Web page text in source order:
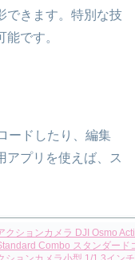
できます。特別な技
です。
ードしたり、編集
アプリを使えば、ス
クションカメラ DJI Osmo
Combo スタンダード